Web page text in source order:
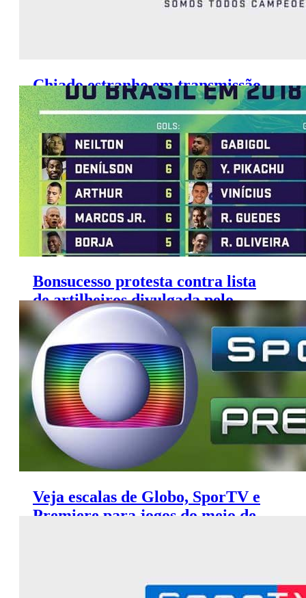
Chiado estranho em transmissão
do SporTV irrita telespectadores
Bonsucesso protesta contra lista
de artilheiros divulgada pelo
SporTV
Veja escalas de Globo, SporTV e
Premiere para jogos do meio de